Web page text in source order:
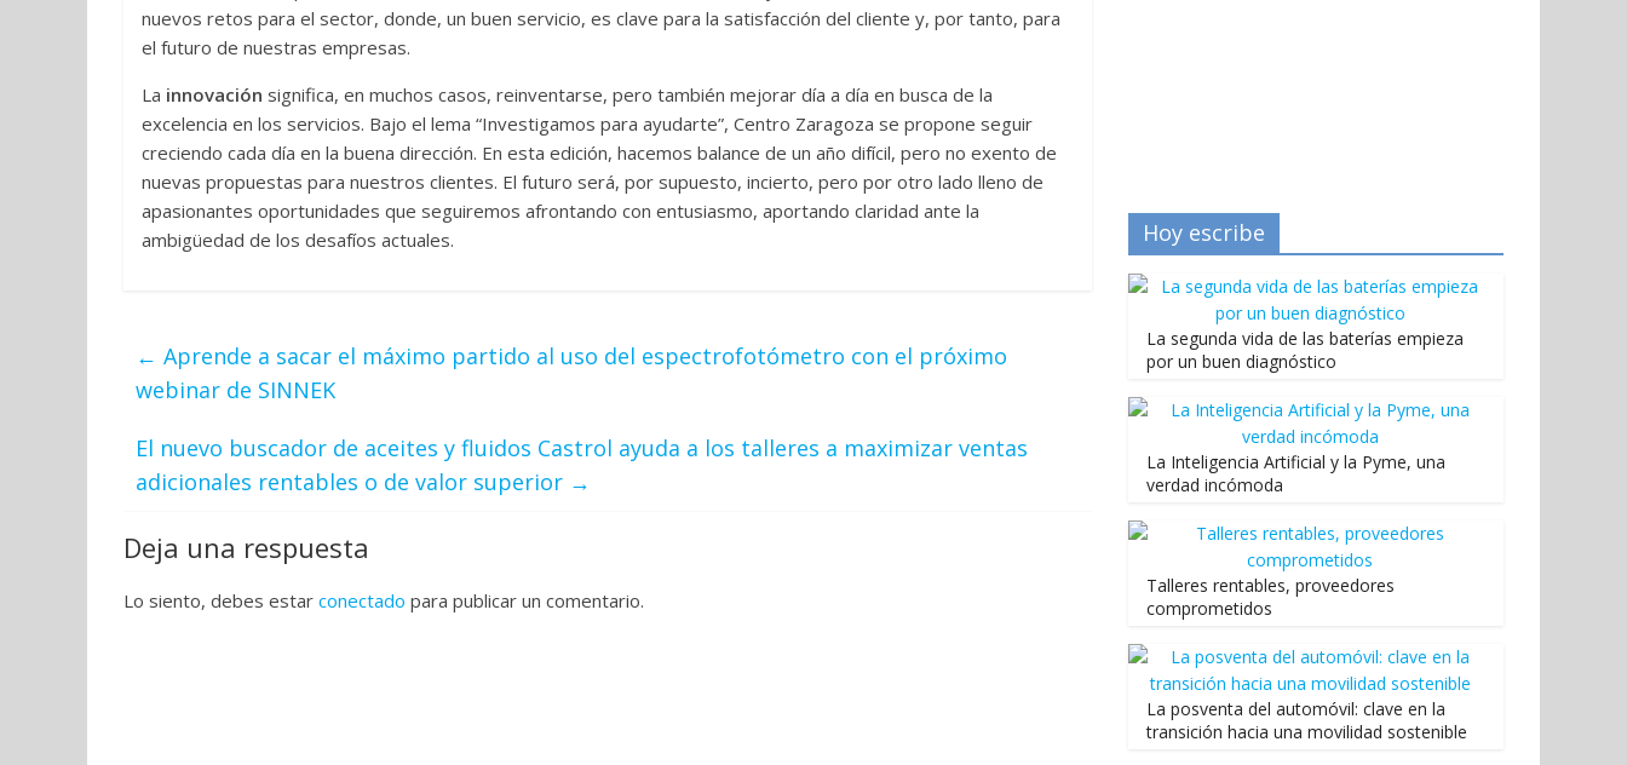
nuevos retos para el sector, donde, un buen servicio, es clave para la satisfacción del cliente y, por tanto, para
el futuro de nuestras empresas.
La innovación significa, en muchos casos, reinventarse, pero también mejorar día a día en busca de la
excelencia en los servicios. Bajo el lema “Investigamos para ayudarte”, Centro Zaragoza se propone seguir
creciendo cada día en la buena dirección. En esta edición, hacemos balance de un año difícil, pero no exento de
nuevas propuestas para nuestros clientes. El futuro será, por supuesto, incierto, pero por otro lado lleno de
apasionantes oportunidades que seguiremos afrontando con entusiasmo, aportando claridad ante la
ambigüedad de los desafíos actuales.
← Aprende a sacar el máximo partido al uso del espectrofotómetro con el próximo
webinar de SINNEK
El nuevo buscador de aceites y fluidos Castrol ayuda a los talleres a maximizar ventas
adicionales rentables o de valor superior →
Deja una respuesta
Lo siento, debes estar conectado para publicar un comentario.
Hoy escribe
La segunda vida de las baterías empieza
por un buen diagnóstico
La Inteligencia Artificial y la Pyme, una
verdad incómoda
Talleres rentables, proveedores
comprometidos
La posventa del automóvil: clave en la
transición hacia una movilidad sostenible